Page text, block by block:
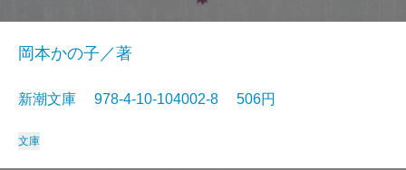
岡本かの子／著
新潮文庫 978-4-10-104002-8 506円
文庫